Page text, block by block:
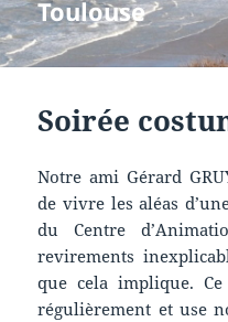
Toulouse
Soirée
Notre ami Gérard
de vivre les aléas
du Centre
revirements
que cela implique.
régulièrement et use